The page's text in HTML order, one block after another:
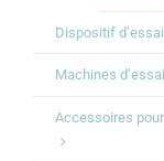
Dispositif
Machines
Accessoires